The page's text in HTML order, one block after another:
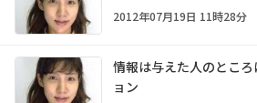
2012年07月19日 11時28分
情報は与えた人のとこ
ョン